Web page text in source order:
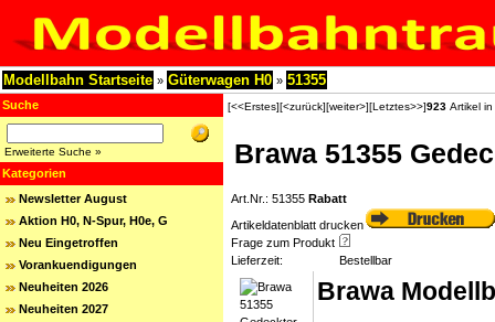
Modellbahn Startseite » Güterwagen H0 » 51355
Suche
Erweiterte Suche »
Kategorien
Newsletter August
Aktion H0, N-Spur, H0e, G
Neu Eingetroffen
Vorankuendigungen
Neuheiten 2026
Neuheiten 2027
[<<Erstes][<zurück][weiter>][Letztes>>]923 Artikel
Brawa 51355
Art.Nr.: 51355 Rabatt
Artikeldatenblatt drucken
Frage zum Produkt
Lieferzeit:
Bestellbar
Brawa